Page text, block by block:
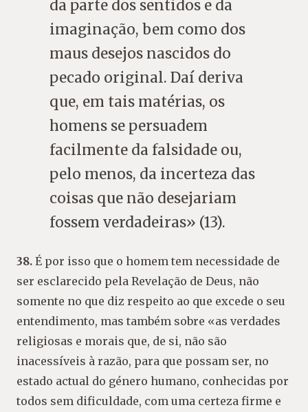
da parte dos sentidos e da
imaginação, bem como dos
maus desejos nascidos do
pecado original. Daí deriva
que, em tais matérias, os
homens se persuadem
facilmente da falsidade ou,
pelo menos, da incerteza das
coisas que não desejariam
fossem verdadeiras» (13).
38. É por isso que o homem tem necessidade de
ser esclarecido pela Revelação de Deus, não
somente no que diz respeito ao que excede o seu
entendimento, mas também sobre «as verdades
religiosas e morais que, de si, não são
inacessíveis à razão, para que possam ser, no
estado actual do género humano, conhecidas por
todos sem dificuldade, com uma certeza firme e